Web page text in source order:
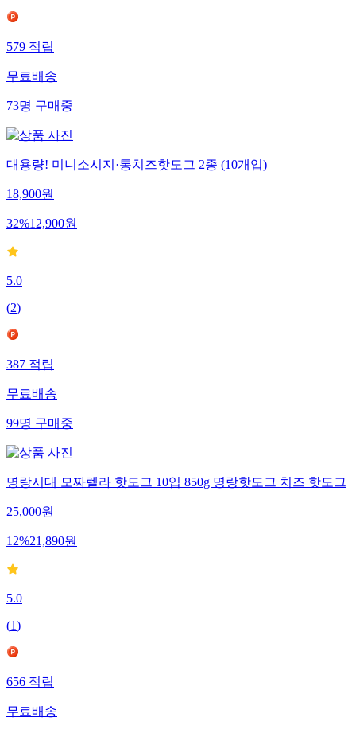
579 적립
무료배송
73명 구매중
대용량! 미니소시지·통치즈핫도그 2종 (10개입)
18,900원
32%12,900원
5.0
(2)
387 적립
무료배송
99명 구매중
명랑시대 모짜렐라 핫도그 10입 850g 명랑핫도그 치즈 핫도그
25,000원
12%21,890원
5.0
(1)
656 적립
무료배송